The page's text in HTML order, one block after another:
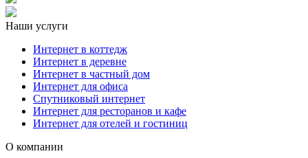
Наши услуги
Интернет в коттедж
Интернет в деревне
Интернет в частный дом
Интернет для офиса
Спутниковый интернет
Интернет для ресторанов и кафе
Интернет для отелей и гостиниц
О компании